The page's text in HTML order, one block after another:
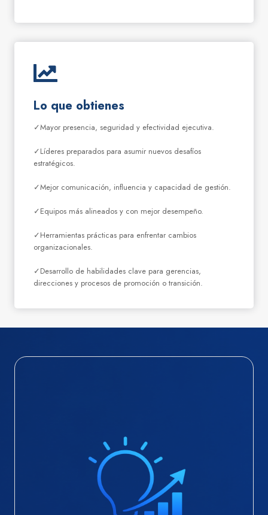
Lo que obtienes
✓Mayor presencia, seguridad y efectividad ejecutiva.
✓Líderes preparados para asumir nuevos desafíos
estratégicos.
✓Mejor comunicación, influencia y capacidad de gestión.
✓Equipos más alineados y con mejor desempeño.
✓Herramientas prácticas para enfrentar cambios
organizacionales.
✓Desarrollo de habilidades clave para gerencias,
direcciones y procesos de promoción o transición.